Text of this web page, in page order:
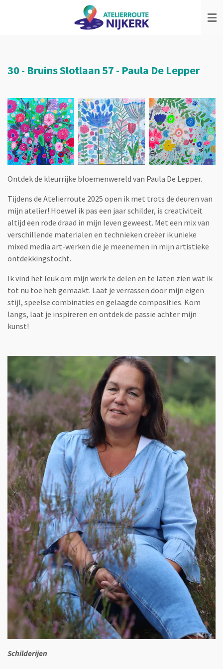
30 - Bruins Slotlaan 57 - Paula De Lepper
Ontdek de kleurrijke bloemenwereld van Paula De Lepper.
Tijdens de Atelierroute 2025 open ik met trots de deuren van
mijn atelier! Hoewel ik pas een jaar schilder, is creativiteit
altijd een rode draad in mijn leven geweest. Met een mix van
verschillende materialen en technieken creëer ik unieke
mixed media art-werken die je meenemen in mijn artistieke
ontdekkingstocht.
Ik vind het leuk om mijn werk te delen en te laten zien wat ik
tot nu toe heb gemaakt. Laat je verrassen door mijn eigen
stijl, speelse combinaties en gelaagde composities. Kom
langs, laat je inspireren en ontdek de passie achter mijn
kunst!
Schilderijen